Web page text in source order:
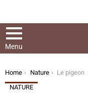
Menu
You are here:
Home Nature
Le pigeon » Goura de Victoria » est le plus
NATURE